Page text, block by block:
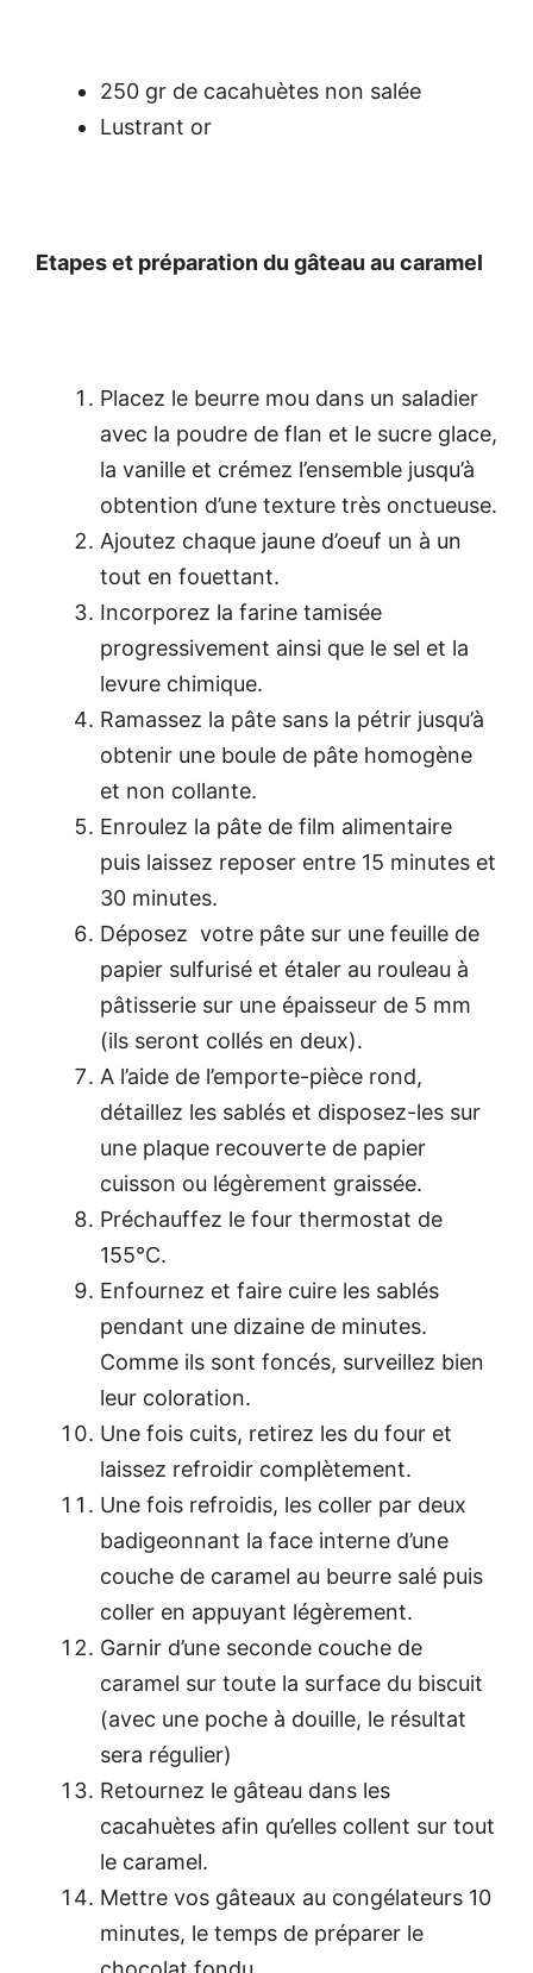
250 gr de cacahuètes non salée
Lustrant or
Etapes et préparation du gâteau au caramel
Placez le beurre mou dans un saladier
avec la poudre de flan et le sucre glace,
la vanille et crémez l’ensemble jusqu’à
obtention d’une texture très onctueuse.
Ajoutez chaque jaune d’oeuf un à un
tout en fouettant.
Incorporez la farine tamisée
progressivement ainsi que le sel et la
levure chimique.
Ramassez la pâte sans la pétrir jusqu’à
obtenir une boule de pâte homogène
et non collante.
Enroulez la pâte de film alimentaire
puis laissez reposer entre 15 minutes et
30 minutes.
Déposez votre pâte sur une feuille de
papier sulfurisé et étaler au rouleau à
pâtisserie sur une épaisseur de 5 mm
(ils seront collés en deux).
A l’aide de l’emporte-pièce rond,
détaillez les sablés et disposez-les sur
une plaque recouverte de papier
cuisson ou légèrement graissée.
Préchauffez le four thermostat de
155°C.
Enfournez et faire cuire les sablés
pendant une dizaine de minutes.
Comme ils sont foncés, surveillez bien
leur coloration.
Une fois cuits, retirez les du four et
laissez refroidir complètement.
Une fois refroidis, les coller par deux
badigeonnant la face interne d’une
couche de caramel au beurre salé puis
coller en appuyant légèrement.
Garnir d’une seconde couche de
caramel sur toute la surface du biscuit
(avec une poche à douille, le résultat
sera régulier)
Retournez le gâteau dans les
cacahuètes afin qu’elles collent sur tout
le caramel.
Mettre vos gâteaux au congélateurs 10
minutes, le temps de préparer le